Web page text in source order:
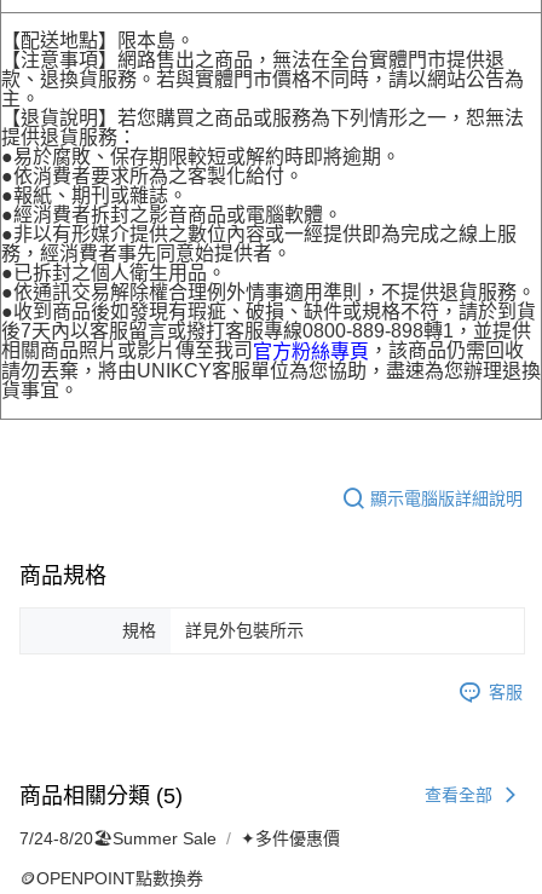
【配送地點】限本島。
【注意事項】網路售出之商品，無法在全台實體門市提供退
款、退換貨服務。若與實體門市價格不同時，請以網站公告為
主。
【退貨說明】若您購買之商品或服務為下列情形之一，恕無法
提供退貨服務：
●易於腐敗、保存期限較短或解約時即將逾期。
●依消費者要求所為之客製化給付。
●報紙、期刊或雜誌。
●經消費者拆封之影音商品或電腦軟體。
●非以有形媒介提供之數位內容或一經提供即為完成之線上服
務，經消費者事先同意始提供者。
●已拆封之個人衛生用品。
●依通訊交易解除權合理例外情事適用準則，不提供退貨服務。
●收到商品後如發現有瑕疵、破損、缺件或規格不符，請於到貨
後7天內以客服留言或撥打客服專線0800-889-898轉1，並提供
相關商品照片或影片傳至我司 官方粉絲專頁 ，該商品仍需回收
請勿丟棄，將由UNIKCY客服單位為您協助，盡速為您辦理退換
貨事宜。
顯示電腦版詳細說明
商品規格
規格 詳見外包裝所示
客服
商品相關分類 (5) 查看全部
7/24-8/20🏖️Summer Sale ✦多件優惠價
🪙OPENPOINT點數換券